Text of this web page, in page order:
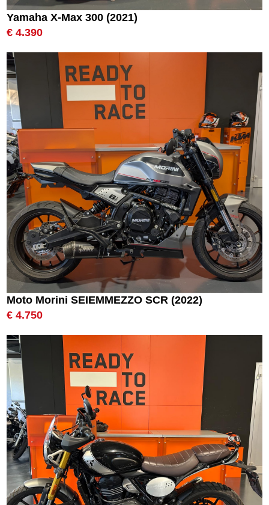
Yamaha X-Max 300 (2021)
€ 4.390
Moto Morini SEIEMMEZZO SCR (2022)
€ 4.750